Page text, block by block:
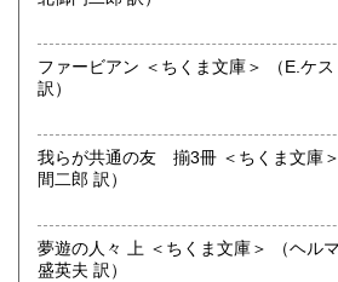
ファービアン ＜ちくま文庫＞ （E.ケストナー 著 ; 小松太郎
訳）
我らが共通の友 揃3冊 ＜ちくま文庫＞ （C.ディケンズ 著 ;
間二郎 訳）
夢遊の人々 上 ＜ちくま文庫＞ （ヘルマン・ブロッホ 著 ; 菊
盛英夫 訳）